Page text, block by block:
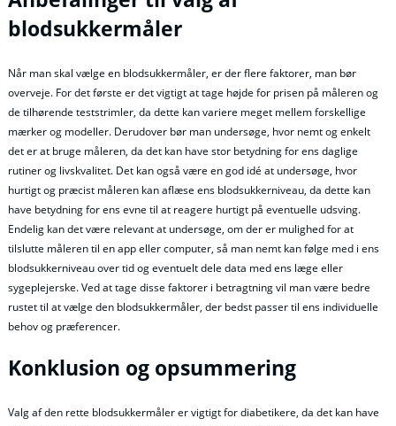
blodsukkermåler
Når man skal vælge en blodsukkermåler, er der flere faktorer, man bør
overveje. For det første er det vigtigt at tage højde for prisen på måleren og
de tilhørende teststrimler, da dette kan variere meget mellem forskellige
mærker og modeller. Derudover bør man undersøge, hvor nemt og enkelt
det er at bruge måleren, da det kan have stor betydning for ens daglige
rutiner og livskvalitet. Det kan også være en god idé at undersøge, hvor
hurtigt og præcist måleren kan aflæse ens blodsukkerniveau, da dette kan
have betydning for ens evne til at reagere hurtigt på eventuelle udsving.
Endelig kan det være relevant at undersøge, om der er mulighed for at
tilslutte måleren til en app eller computer, så man nemt kan følge med i ens
blodsukkerniveau over tid og eventuelt dele data med ens læge eller
sygeplejerske. Ved at tage disse faktorer i betragtning vil man være bedre
rustet til at vælge den blodsukkermåler, der bedst passer til ens individuelle
behov og præferencer.
Konklusion og opsummering
Valg af den rette blodsukkermåler er vigtigt for diabetikere, da det kan have